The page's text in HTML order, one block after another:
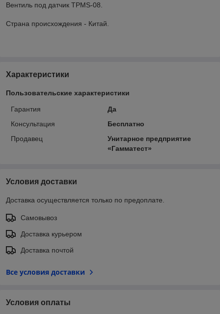
Вентиль под датчик TPMS-08.
Страна происхождения - Китай.
Характеристики
Пользовательские характеристики
Гарантия
Да
Консультация
Бесплатно
Продавец
Унитарное предприятие
«Гамматест»
Условия доставки
Доставка осуществляется только по предоплате.
Самовывоз
Доставка курьером
Доставка почтой
Все условия доставки
Условия оплаты